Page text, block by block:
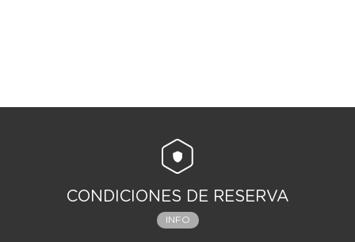
CONDICIONES DE RESERVA
INFO